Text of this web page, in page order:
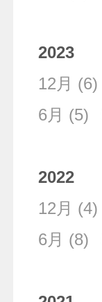
2023
12月 (6)
6月 (5)
2022
12月 (4)
6月 (8)